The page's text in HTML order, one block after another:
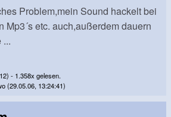
Problem,mein Sound hackelt bei
Mp3´s etc. auch,außerdem dauern
- 1.358x gelesen.
(29.05.06, 13:24:41)